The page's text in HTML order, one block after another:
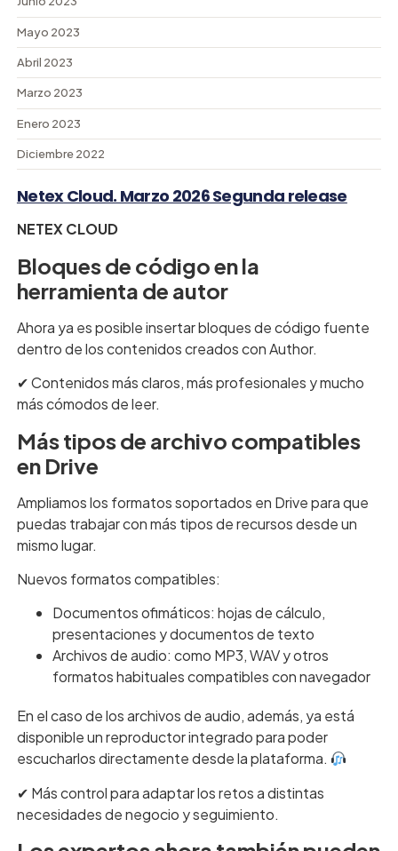
Netex Cloud. Marzo 2026 Segunda release
NETEX CLOUD
Bloques de código en la
herramienta de autor
Ahora ya es posible insertar bloques de código fuente
dentro de los contenidos creados con Author.
✔︎ Contenidos más claros, más profesionales y mucho
más cómodos de leer.
Más tipos de archivo compatibles
en Drive
Ampliamos los formatos soportados en Drive para que
puedas trabajar con más tipos de recursos desde un
mismo lugar.
Nuevos formatos compatibles:
Documentos ofimáticos: hojas de cálculo,
presentaciones y documentos de texto
Archivos de audio: como MP3, WAV y otros
formatos habituales compatibles con navegador
En el caso de los archivos de audio, además, ya está
disponible un reproductor integrado para poder
escucharlos directamente desde la plataforma.
✔︎ Más control para adaptar los retos a distintas
necesidades de negocio y seguimiento.
Mayo 2023
Abril 2023
Marzo 2023
Enero 2023
Diciembre 2022